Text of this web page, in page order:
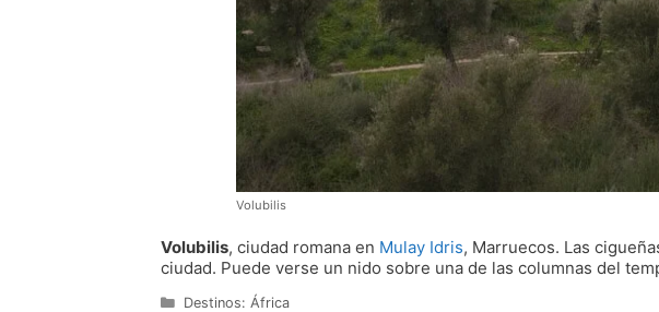
Volubilis
Volubilis, ciudad romana en Mulay Idris, Marruecos. Las
ciudad. Puede verse un nido sobre una de las columnas del
Categorías
Destinos: África